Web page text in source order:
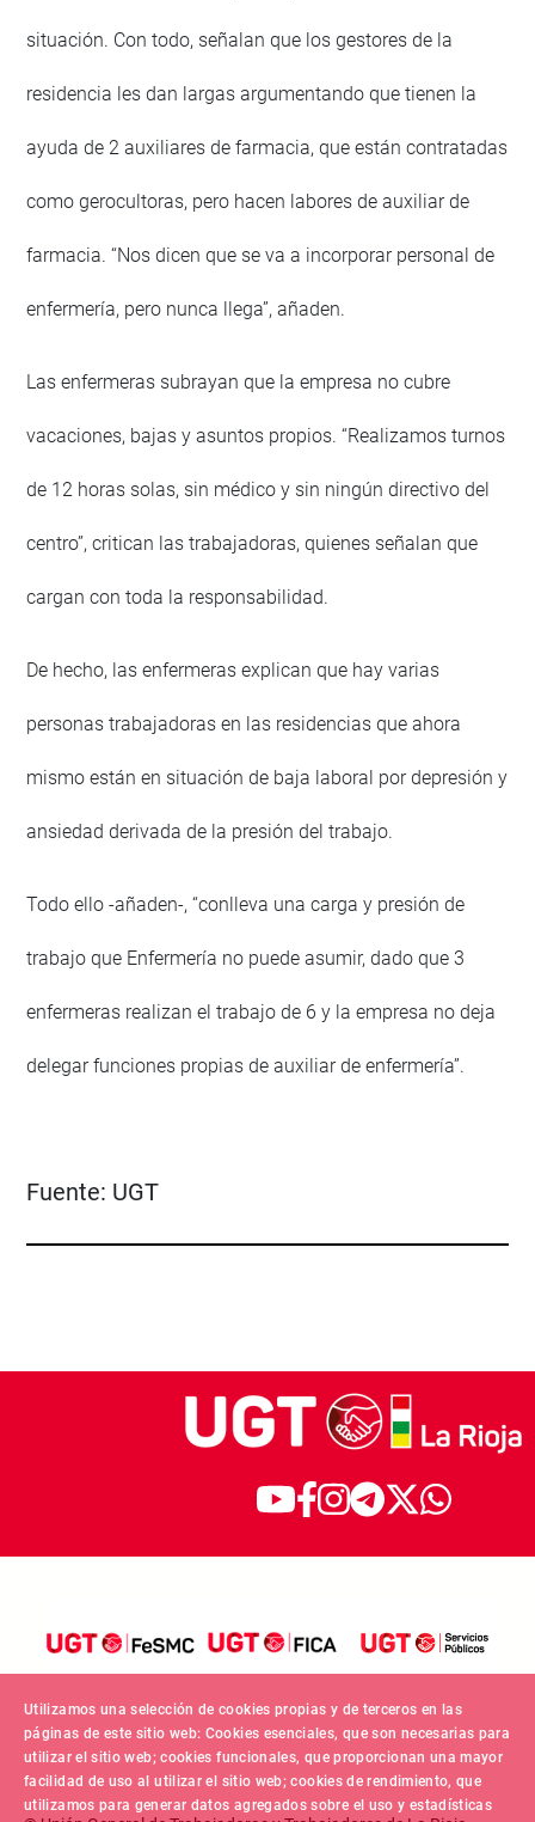
Utilizamos una selección de cookies propias y de terceros en las
páginas de este sitio web: Cookies esenciales, que son necesarias para
utilizar el sitio web; cookies funcionales, que proporcionan una mayor
facilidad de uso al utilizar el sitio web; cookies de rendimiento, que
utilizamos para generar datos agregados sobre el uso y estadísticas
situación. Con todo, señalan que los gestores de la
residencia les dan largas argumentando que tienen la
ayuda de 2 auxiliares de farmacia, que están contratadas
como gerocultoras, pero hacen labores de auxiliar de
farmacia. “Nos dicen que se va a incorporar personal de
enfermería, pero nunca llega”, añaden.
Las enfermeras subrayan que la empresa no cubre
vacaciones, bajas y asuntos propios. “Realizamos turnos
de 12 horas solas, sin médico y sin ningún directivo del
centro”, critican las trabajadoras, quienes señalan que
cargan con toda la responsabilidad.
De hecho, las enfermeras explican que hay varias
personas trabajadoras en las residencias que ahora
mismo están en situación de baja laboral por depresión y
ansiedad derivada de la presión del trabajo.
Todo ello -añaden-, “conlleva una carga y presión de
trabajo que Enfermería no puede asumir, dado que 3
enfermeras realizan el trabajo de 6 y la empresa no deja
delegar funciones propias de auxiliar de enfermería”.
Fuente: UGT